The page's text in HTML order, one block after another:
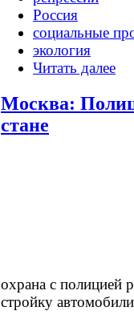
Россия
социальные
экология
Читать далее
Москва:
стане
охрана с полицией
стройку